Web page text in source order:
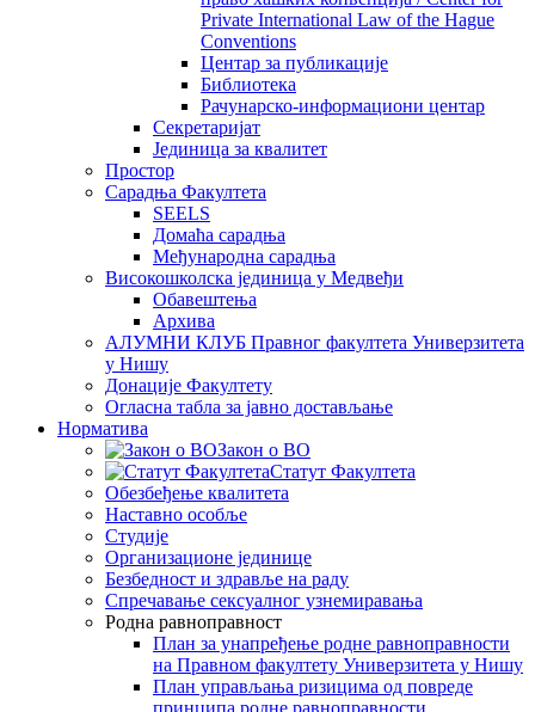
Private International Law of the Hague
Conventions
Центар за публикације
Библиотека
Рачунарско-информациони центар
Секретаријат
Јединица за квалитет
Простор
Сарадња Факултета
SEELS
Домаћа сарадња
Међународна сарадња
Високошколска јединица у Медвеђи
Обавештења
Архива
АЛУМНИ КЛУБ Правног факултета Универзитета
у Нишу
Донације Факултету
Огласна табла за јавно достављање
Норматива
Закон о ВО
Статут Факултета
Обезбеђење квалитета
Наставно особље
Студије
Организационе јединице
Безбедност и здравље на раду
Спречавање сексуалног узнемиравања
Родна равноправност
План за унапређење родне равноправности
на Правном факултету Универзитета у Нишу
План управљања ризицима од повреде
принципа родне равноправности